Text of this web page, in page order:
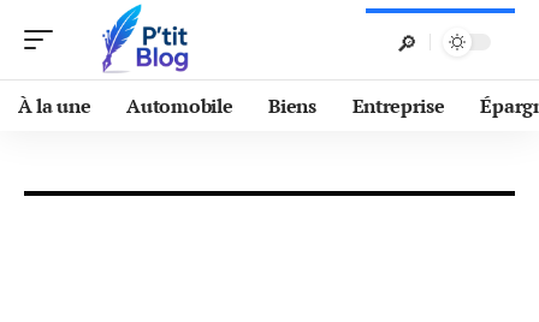
À la une Automobile Biens Entreprise